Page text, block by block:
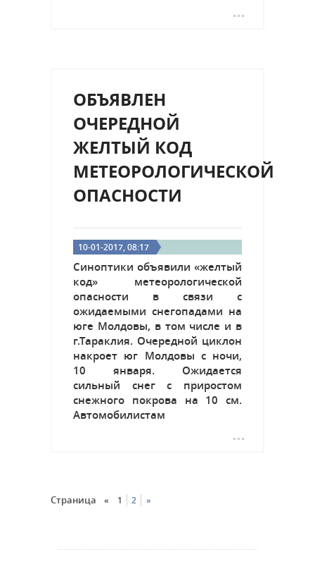
участия: 1) Наличие паспорта
ОБЪЯВЛЕН
ОЧЕРЕДНОЙ
ЖЕЛТЫЙ КОД
МЕТЕОРОЛОГИЧЕСКОЙ
ОПАСНОСТИ
10-01-2017, 08:17
Синоптики объявили «желтый
код» метеорологической
опасности в связи с
ожидаемыми снегопадами на
юге Молдовы, в том числе и в
г.Тараклия. Очередной циклон
накроет юг Молдовы с ночи,
10 января. Ожидается
сильный снег с приростом
снежного покрова на 10 см.
Автомобилистам
скоростного режима,
средство должно быть
Страница « 1 2 »